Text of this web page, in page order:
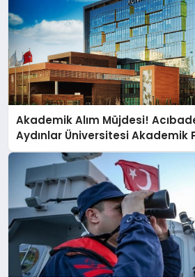
Akademik Alım Müjdesi!
Aydınlar Üniversitesi Akademik